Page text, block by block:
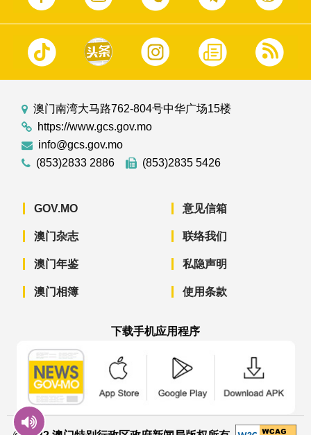
澳门南湾大马路762-804号中华广场15楼
https://www.gcs.gov.mo
info@gcs.gov.mo
(853)2833 2886
(853)2835 5426
GOV.MO
澳门杂志
澳门年鉴
澳门相簿
意见信箱
联络我们
私隐声明
使用条款
下载手机应用程序